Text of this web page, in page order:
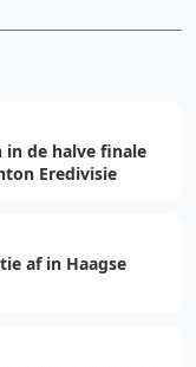
in de halve finale
Eredivisie
af in Haagse